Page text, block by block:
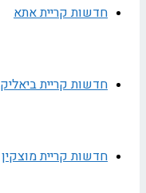
חדשות קריית אתא
חדשות קריית ביאליק
חדשות קריית מוצקין